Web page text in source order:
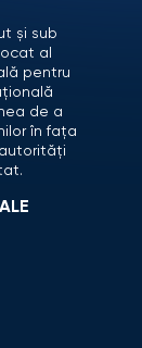
și sub
al
pentru
de a
în fața